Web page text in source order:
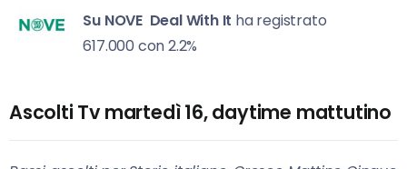
Su NOVE Deal With It ha registrato
617.000 con 2.2%
Ascolti Tv martedì 16, daytime mattutino